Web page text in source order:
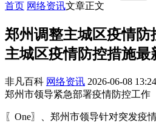
首页 网络资讯文章正文
郑州调整主城区疫情防
主城区疫情防控措施最
非凡百科 网络资讯 2026-06-08
郑州市领导紧急部署疫情防控工作
〖One〗、郑州市领导针对突发疫